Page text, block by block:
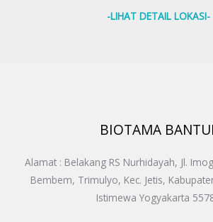
-LIHAT DETAIL LOKASI-
BIOTAMA
Alamat : Belakang RS Nurhidayah, Jl.
Bembem, Trimulyo, Kec. Jetis,
Istimewa Yogyakarta